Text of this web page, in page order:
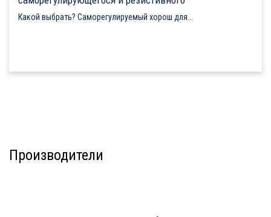
Какой выбрать? Саморегулируемый хорош для...
Производители